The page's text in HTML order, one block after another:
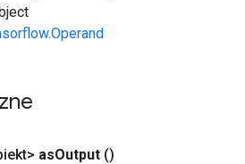
asOutput ()